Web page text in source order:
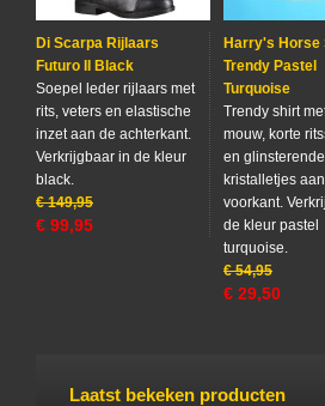
Di Scarpa Rijlaars
Futuro II Black
Soepel leder rijlaars met
rits, veters en elastische
inzet aan de achterkant.
Verkrijgbaar in de kleur
black.
€ 149,95
€ 99,95
Harry's Horse
Trendy Pastel
Turquoise
Trendy shirt
mouw, korte
en glinsterende
kristalletjes
voorkant.
de kleur pastel
turquoise.
€ 54,95
€ 29,50
Laatst bekeken producten